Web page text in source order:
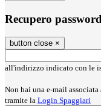
Recupero password
button close ×
all'indirizzo indicato con le
Non hai una e-mail
tramite la Login Spaggiari